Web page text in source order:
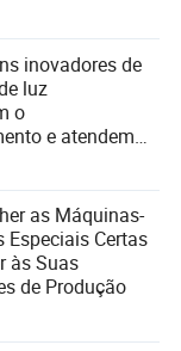
inovadores de
luz
o
e atendem
as Máquinas-
Especiais Certas
às Suas
de Produção